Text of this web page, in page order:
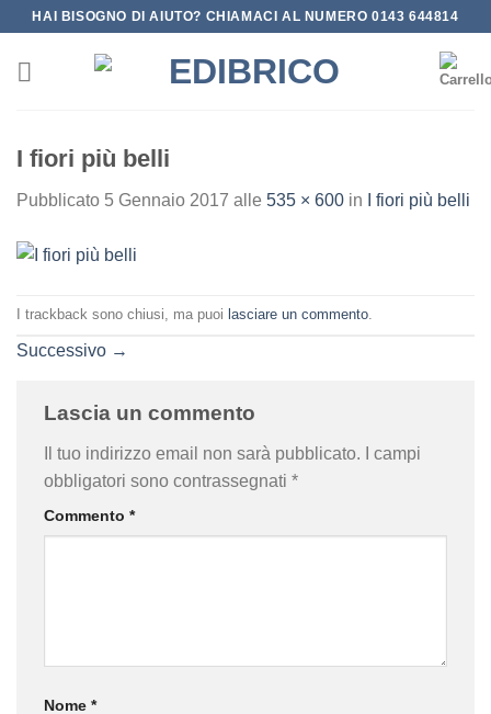
Salta
contenuti
HAI BISOGNO DI AIUTO? CHIAMACI AL NUMERO 0143 644814
I fiori più belli
Pubblicato 5 Gennaio 2017 alle 535 × 600 in I fiori più belli
I trackback sono chiusi, ma puoi lasciare un commento
Successivo →
Lascia un commento
Il tuo indirizzo email non sarà pubblicato.
I campi
obbligatori sono contrassegnati *
Commento *
Nome *